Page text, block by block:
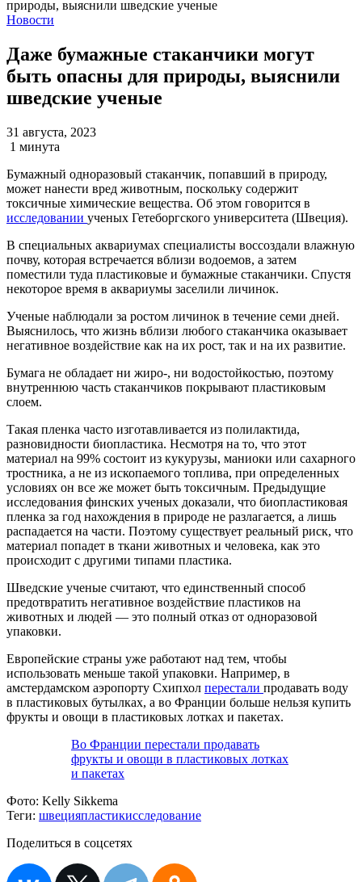
Новости
Даже бумажные стаканчики могут
быть опасны для природы, выяснили
шведские ученые
31 августа, 2023
1 минута
Бумажный одноразовый стаканчик, попавший в природу,
может нанести вред животным, поскольку содержит
токсичные химические вещества. Об этом говорится в
исследовании ученых Гетеборгского университета (Швеция).
В специальных аквариумах специалисты воссоздали влажную
почву, которая встречается вблизи водоемов, а затем
поместили туда пластиковые и бумажные стаканчики. Спустя
некоторое время в аквариумы заселили личинок.
Ученые наблюдали за ростом личинок в течение семи дней.
Выяснилось, что жизнь вблизи любого стаканчика оказывает
негативное воздействие как на их рост, так и на их развитие.
Бумага не обладает ни жиро-, ни водостойкостью, поэтому
внутреннюю часть стаканчиков покрывают пластиковым
слоем.
Такая пленка часто изготавливается из полилактида,
разновидности биопластика. Несмотря на то, что этот
материал на 99% состоит из кукурузы, маниоки или сахарного
тростника, а не из ископаемого топлива, при определенных
условиях он все же может быть токсичным. Предыдущие
исследования финских ученых доказали, что биопластиковая
пленка за год нахождения в природе не разлагается, а лишь
распадается на части. Поэтому существует реальный риск, что
материал попадет в ткани животных и человека, как это
происходит с другими типами пластика.
Шведские ученые считают, что единственный способ
предотвратить негативное воздействие пластиков на
животных и людей — это полный отказ от одноразовой
упаковки.
Европейские страны уже работают над тем, чтобы
использовать меньше такой упаковки. Например, в
амстердамском аэропорту Схипхол перестали продавать воду
в пластиковых бутылках, а во Франции больше нельзя купить
фрукты и овощи в пластиковых лотках и пакетах.
Во Франции перестали продавать
фрукты и овощи в пластиковых лотках
и пакетах
Фото: Kelly Sikkema
Теги: швецияпластикисследование
Поделиться в соцсетях